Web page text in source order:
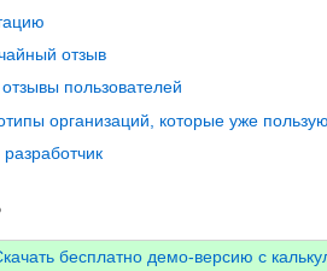
отзыв
пользователей
организаций, которые уже
бесплатно демо-версию с